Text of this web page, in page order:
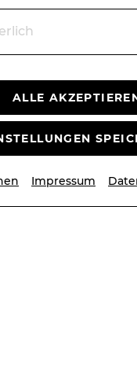
ALLE
Impressum